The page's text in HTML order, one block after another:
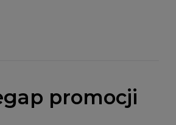
promocji